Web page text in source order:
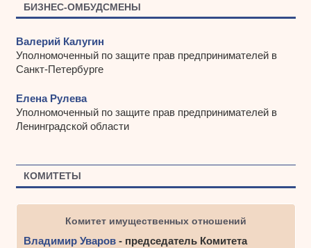
БИЗНЕС-ОМБУДСМЕНЫ
Валерий Калугин
Уполномоченный по защите прав предпринимателей в
Санкт-Петербурге
Елена Рулева
Уполномоченный по защите прав предпринимателей в
Ленинградской области
КОМИТЕТЫ
Комитет имущественных отношений
Владимир Уваров- председатель Комитета